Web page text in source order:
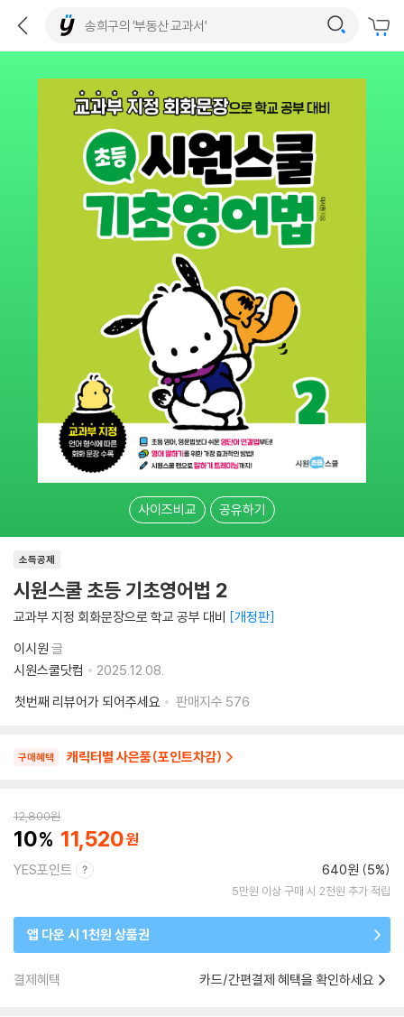
사이즈비교 공유하기
소득공제
시원스쿨 초등 기초영어법 2
교과부 지정 회화문장으로 학교 공부 대비 개정판
이시원 글
시원스쿨닷컴
2025.12.08.
첫번째 리뷰어가 되어주세요
판매지수 576
구매혜택 캐릭터별 사은품(포인트차감)
12,800원
10 11,520
YES포인트 640원 (5%)
5만원 이상 구매 시 2천원 추가 적립
앱 다운 시 1천원 상품권
결제혜택 카드/간편결제 혜택을 확인하세요